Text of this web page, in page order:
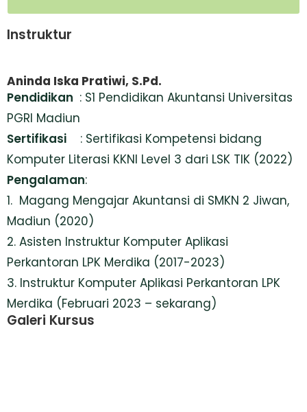
Instruktur
Aninda Iska Pratiwi, S.Pd.
Pendidikan : S1 Pendidikan Akuntansi Universitas
PGRI Madiun
Sertifikasi : Sertifikasi Kompetensi bidang
Komputer Literasi KKNI Level 3 dari LSK TIK (2022)
Pengalaman:
1. Magang Mengajar Akuntansi di SMKN 2 Jiwan,
Madiun (2020)
2. Asisten Instruktur Komputer Aplikasi
Perkantoran LPK Merdika (2017-2023)
3. Instruktur Komputer Aplikasi Perkantoran LPK
Merdika (Februari 2023 – sekarang)
Galeri Kursus